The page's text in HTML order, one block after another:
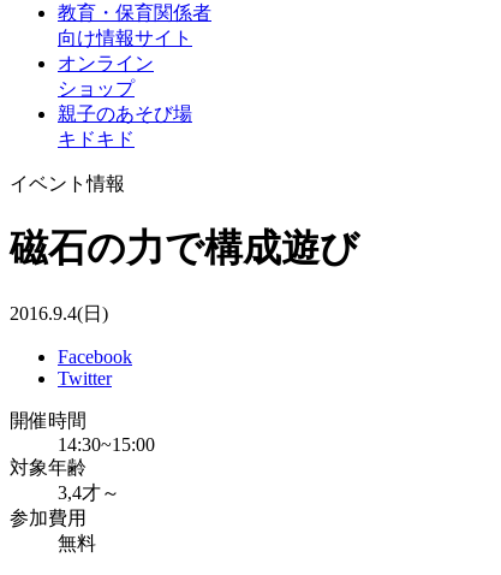
教育・保育関係者
向け情報サイト
オンライン
ショップ
親子のあそび場
キドキド
イベント情報
磁石の力で構成遊び
2016.9.4(日)
Facebook
Twitter
開催時間
14:30~15:00
対象年齢
3,4才～
参加費用
無料